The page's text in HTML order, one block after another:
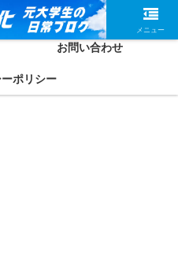
かしわってどんな人？
お問い合わせ
ポリシー
メニュー